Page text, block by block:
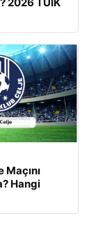
2026 TÜİK
Hangi